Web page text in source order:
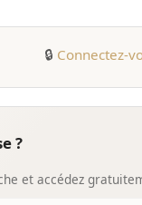
🔒 Connectez-
?
et accédez